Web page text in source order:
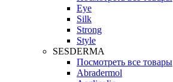
Eye
Silk
Strong
Style
SESDERMA
Посмотреть все товары
Abradermol